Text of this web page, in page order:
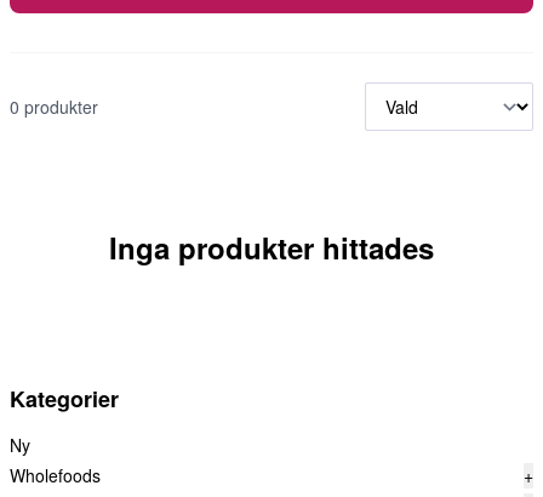
Kategorier
Ny
Wholefoods
+
0 produkter
Inga produkter hittades